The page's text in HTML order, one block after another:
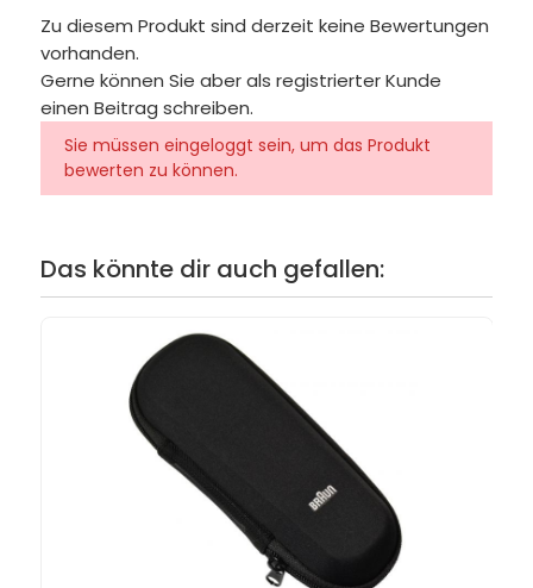
Zu diesem Produkt sind derzeit keine Bewertungen
vorhanden.
Gerne können Sie aber als registrierter Kunde
einen Beitrag schreiben.
Sie müssen eingeloggt sein, um das Produkt
bewerten zu können.
Das könnte dir auch gefallen: